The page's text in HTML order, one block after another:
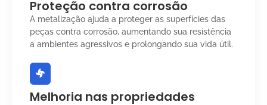
Proteção contra corrosão
A metalização ajuda a proteger as superfícies das
peças contra corrosão, aumentando sua resistência
a ambientes agressivos e prolongando sua vida útil.
Melhoria nas propriedades